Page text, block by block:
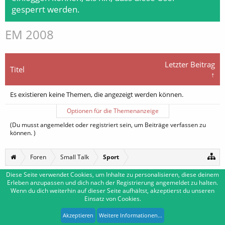
gesperrt werden.
EM 2008
Titel
Letzter Beitrag
↑
Es existieren keine Themen, die angezeigt werden können.
Optionen für die Themenanzeige
(Du musst angemeldet oder registriert sein, um Beiträge verfassen zu
können. )
Foren Small Talk Sport
Deutsch [Du] Kontakt
Impressum Nutzungsbedingungen
Forum software by XenForo™|Media embeds by s9e-Deutsch von xenDach
XenForo style by Pixel Exit
Diese Seite verwendet Cookies, um Inhalte zu personalisieren, diese deinem
Erleben anzupassen und dich nach der Registrierung angemeldet zu halten.
Wenn du dich weiterhin auf dieser Seite aufhältst, akzeptierst du unseren
Einsatz von Cookies.
Akzeptieren Weitere Informationen...